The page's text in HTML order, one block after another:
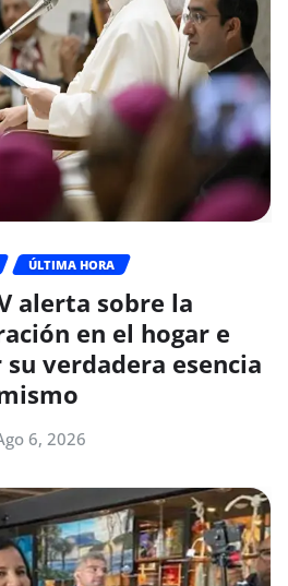
ÚLTIMA HORA
alerta sobre la
en el hogar e
verdadera esencia
6, 2026